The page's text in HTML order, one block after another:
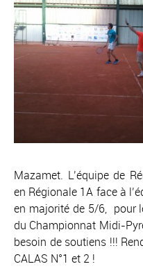
Mazamet. L’équipe de
en Régionale 1A face à
en majorité de 5/6, pour
du Championnat Midi-
besoin de soutiens !!!
CALAS N°1 et 2 !